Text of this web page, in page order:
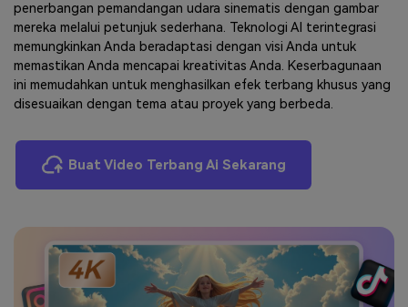
penerbangan pemandangan udara sinematis dengan gambar
mereka melalui petunjuk sederhana. Teknologi AI terintegrasi
memungkinkan Anda beradaptasi dengan visi Anda untuk
memastikan Anda mencapai kreativitas Anda. Keserbagunaan
ini memudahkan untuk menghasilkan efek terbang khusus yang
disesuaikan dengan tema atau proyek yang berbeda.
Buat Video Terbang Ai Sekarang